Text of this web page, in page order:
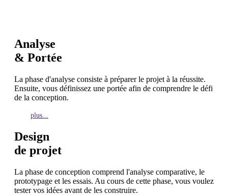
Analyse
& Portée
La phase d'analyse consiste à préparer le projet à la réussite.
Ensuite, vous définissez une portée afin de comprendre le défi
de la conception.
plus...
Design
de projet
La phase de conception comprend l'analyse comparative, le
prototypage et les essais. Au cours de cette phase, vous voulez
tester vos idées avant de les construire.